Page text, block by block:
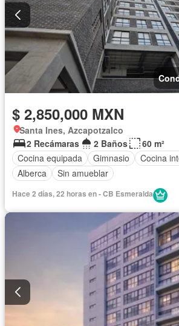
$ 2,850,000 MXN
Santa Ines, Azcapotzalco
2 Recámaras
2 Baños
60 m²
Cocina equipada
Gimnasio Cocina
Alberca
Sin amueblar
Hace 2 días, 22 horas en - CB Esmeralda